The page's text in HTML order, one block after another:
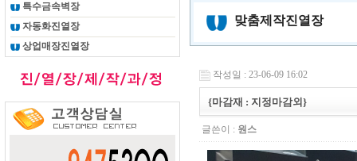
특수금속벽장
자동화진열장
상업매장진열장
맞춤제작진열장
작성일 : 23-06-09 16:02
{마감재 : 지정마감외}
글쓴이 : 원스